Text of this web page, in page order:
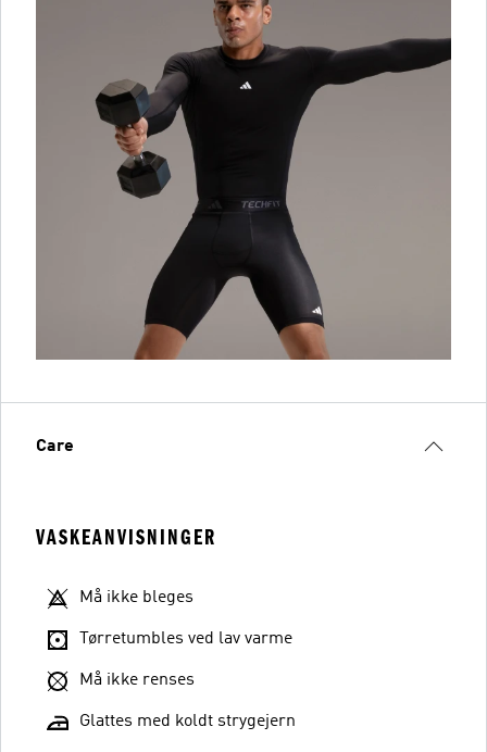
Care
VASKEANVISNINGER
Må ikke bleges
Tørretumbles ved lav varme
Må ikke renses
Glattes med koldt strygejern